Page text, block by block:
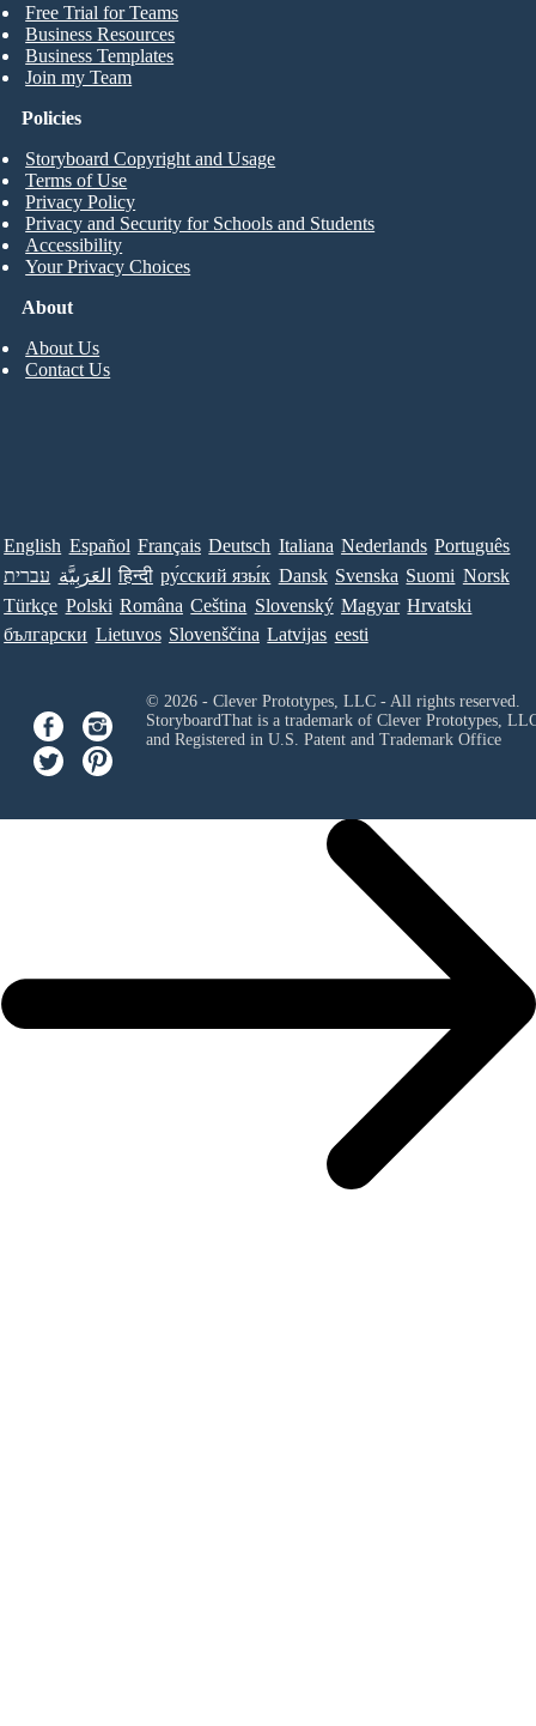
Free Trial for Teams
Business Resources
Business Templates
Join my Team
About
About Us
Contact Us
Policies
Storyboard Copyright and Usage
Terms of Use
Privacy Policy
Privacy and Security for Schools and Students
Accessibility
Your Privacy Choices
English Español Français Deutsch Italiana Nederlands Português
עברית العَرَبِيَّة हिन्दी ру́сский язы́к Dansk Svenska Suomi Norsk
Türkçe Polski Româna Ceština Slovenský Magyar Hrvatski
български Lietuvos Slovenščina Latvijas eesti
© 2026 - Clever Prototypes, LLC - All rights reserved.
StoryboardThat is a trademark of Clever Prototypes,
and Registered in U.S. Patent and Trademark Office